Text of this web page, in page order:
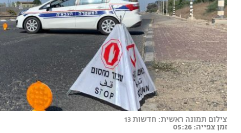
צילום תמונה ראשית: חדשות 13
זמן צפייה: 05:26